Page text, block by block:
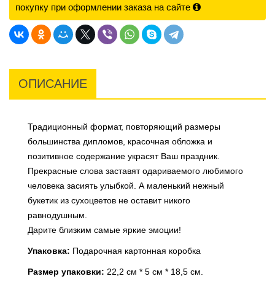
покупку при оформлении заказа на сайте
ОПИСАНИЕ
Традиционный формат, повторяющий размеры
большинства дипломов, красочная обложка и
позитивное содержание украсят Ваш праздник.
Прекрасные слова заставят одариваемого любимого
человека засиять улыбкой. А маленький нежный
букетик из сухоцветов не оставит никого
равнодушным.
Дарите близким самые яркие эмоции!
Упаковка: Подарочная картонная коробка
Размер упаковки: 22,2 см * 5 см * 18,5 см.